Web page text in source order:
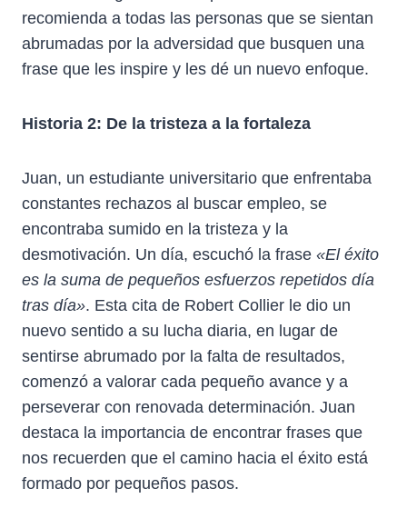
recomienda a todas las personas que se sientan
abrumadas por la adversidad que busquen una
frase que les inspire y les dé un nuevo enfoque.
Historia 2: De la tristeza a la fortaleza
Juan, un estudiante universitario que enfrentaba
constantes rechazos al buscar empleo, se
encontraba sumido en la tristeza y la
desmotivación. Un día, escuchó la frase «El éxito
es la suma de pequeños esfuerzos repetidos día
tras día». Esta cita de Robert Collier le dio un
nuevo sentido a su lucha diaria, en lugar de
sentirse abrumado por la falta de resultados,
comenzó a valorar cada pequeño avance y a
perseverar con renovada determinación. Juan
destaca la importancia de encontrar frases que
nos recuerden que el camino hacia el éxito está
formado por pequeños pasos.